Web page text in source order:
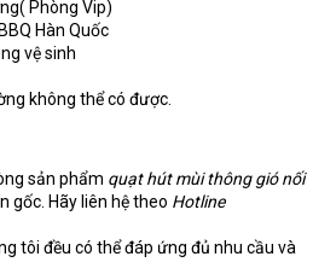
Phòng Vip)
Hàn Quốc
vệ sinh
không thể có được.
sản phẩm quạt hút mùi thông gió nối
gốc. Hãy liên hệ theo Hotline
tôi đều có thể đáp ứng đủ nhu cầu và